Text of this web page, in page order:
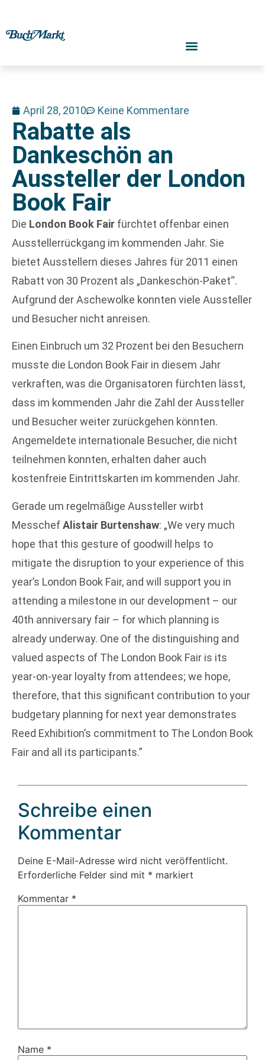
April 28, 2010 Keine Kommentare
Rabatte als
Dankeschön an
Aussteller der London
Book Fair
Die London Book Fair fürchtet offenbar einen
Ausstellerrückgang im kommenden Jahr. Sie
bietet Ausstellern dieses Jahres für 2011 einen
Rabatt von 30 Prozent als „Dankeschön-Paket“.
Aufgrund der Aschewolke konnten viele Aussteller
und Besucher nicht anreisen.
Einen Einbruch um 32 Prozent bei den Besuchern
musste die London Book Fair in diesem Jahr
verkraften, was die Organisatoren fürchten lässt,
dass im kommenden Jahr die Zahl der Aussteller
und Besucher weiter zurückgehen könnten.
Angemeldete internationale Besucher, die nicht
teilnehmen konnten, erhalten daher auch
kostenfreie Eintrittskarten im kommenden Jahr.
Gerade um regelmäßige Aussteller wirbt
MesschefAlistair Burtenshaw: „We very much
hope that this gesture of goodwill helps to
mitigate the disruption to your experience of this
year’s London Book Fair, and will support you in
attending a milestone in our development – our
40th anniversary fair – for which planning is
already underway. One of the distinguishing and
valued aspects of The London Book Fair is its
year-on-year loyalty from attendees; we hope,
therefore, that this significant contribution to your
budgetary planning for next year demonstrates
Reed Exhibition’s commitment to The London Book
Fair and all its participants.”
Schreibe einen
Kommentar
Deine E-Mail-Adresse wird nicht veröffentlicht.
Erforderliche Felder sind mit * markiert
Kommentar *
Name *